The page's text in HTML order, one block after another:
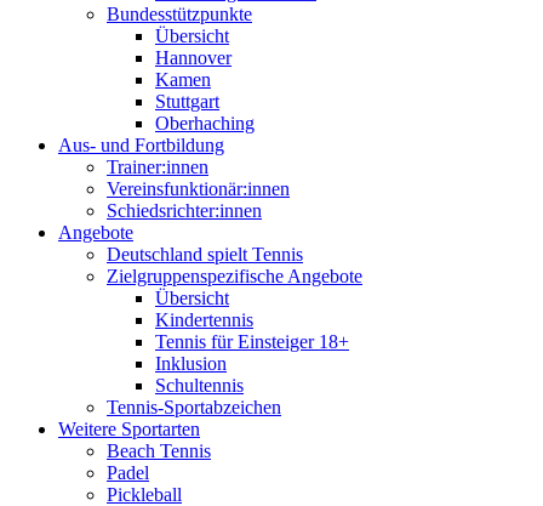
Bundesstützpunkte
Übersicht
Hannover
Kamen
Stuttgart
Oberhaching
Aus- und Fortbildung
Trainer:innen
Vereinsfunktionär:innen
Schiedsrichter:innen
Angebote
Deutschland spielt Tennis
Zielgruppenspezifische Angebote
Übersicht
Kindertennis
Tennis für Einsteiger 18+
Inklusion
Schultennis
Tennis-Sportabzeichen
Weitere Sportarten
Beach Tennis
Padel
Pickleball